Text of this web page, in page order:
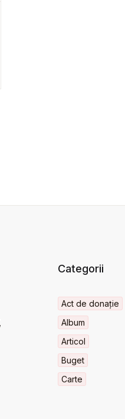
Categorii
Act de donație
Album
Articol
Buget
Carte